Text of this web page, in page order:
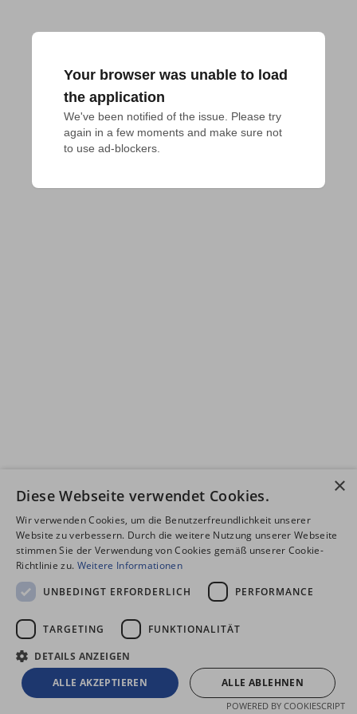
Your browser was unable to load
the application
We've been notified of the issue. Please try
again in a few moments and make sure not
to use ad-blockers.
×
Diese Webseite verwendet Cookies.
Wir verwenden Cookies, um die Benutzerfreundlichkeit unserer
Website zu verbessern. Durch die weitere Nutzung unserer Webseite
stimmen Sie der Verwendung von Cookies gemäß unserer Cookie-
Richtlinie zu. Weitere Informationen
UNBEDINGT ERFORDERLICH
PERFORMANCE
TARGETING FUNKTIONALITÄT
DETAILS ANZEIGEN
ALLE AKZEPTIEREN
ALLE ABLEHNEN
POWERED BY COOKIESCRIPT